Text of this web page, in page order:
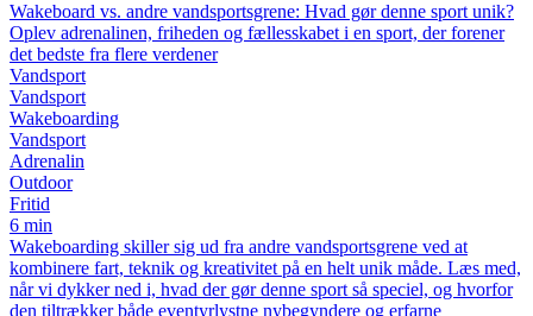
Wakeboard vs. andre vandsportsgrene: Hvad gør denne sport unik?
Oplev adrenalinen, friheden og fællesskabet i en sport, der forener
det bedste fra flere verdener
Vandsport
Vandsport
Wakeboarding
Vandsport
Adrenalin
Outdoor
Fritid
6 min
Wakeboarding skiller sig ud fra andre vandsportsgrene ved at
kombinere fart, teknik og kreativitet på en helt unik måde. Læs med,
når vi dykker ned i, hvad der gør denne sport så speciel, og hvorfor
den tiltrækker både eventyrlystne nybegyndere og erfarne